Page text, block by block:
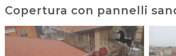
Copertura con pannelli